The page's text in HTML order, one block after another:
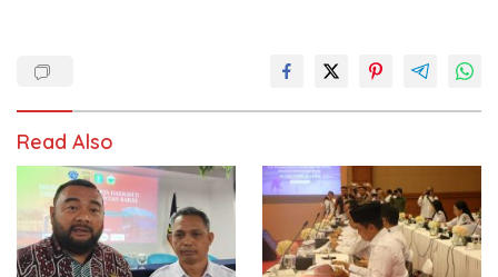
Read Also